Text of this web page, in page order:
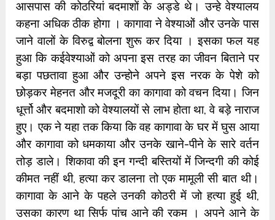
आसपास की कोठरियां बदमाशों के अड्डे थे। उन्हे वेश्यालय
कहना अधिक ठीक होगा । कागावा ने वेश्याओं और उनके पास
जाने वालों के विरुद्व बोलना शुरू कर दिया । इसका फल यह
हुआ कि कईवेश्याओं को अपना इस तरह का जीवन बिताने पर
बड़ा पछतावा हुआ और उन्होने अपने इस नरक के पेशे को
छोड़कर मेहनत और मजदूरी का कागावा को वचन दिया। जिन
धूर्त्तो और बदमाशो को वेश्यालयों से लाभ होता था, वे बड़े नाराज
हुए। एक ने यहा तक किया कि वह कागावा के घर में घुस आया
और कागावा को धमकाया और उनके खाने-पीने के सारे वर्तन
तोड़ डाले। शिकावा की इन गन्दी बस्तियों में जिन्दगी की कोई
कीमत नहीं थी, हत्या कर डालना तो एक मामूली सी बात थी।
कागावा के आने के पहले उनकी कोठरी में जो हत्या हुई थी,
उसका कारण था सिर्फ पांच आने की रकम । अपने आने के